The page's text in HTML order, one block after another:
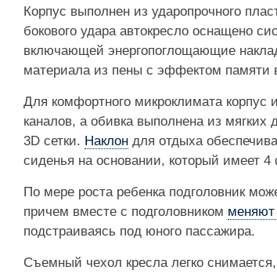
Корпус выполнен из ударопрочного
бокового удара автокресло оснащено
включающей энергопоглощающие
материала из пены с эффектом памяти
Для комфортного микроклимата корпус
каналов, а обивка выполнена из
3D сетки. Наклон для отдыха
сиденья на основании, который имеет
По мере роста ребенка подголовник
причем вместе с подголовником
подстраиваясь под юного пассажира.
Съемный чехол кресла легко